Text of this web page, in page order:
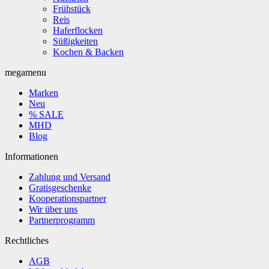
Frühstück
Reis
Haferflocken
Süßigkeiten
Kochen & Backen
megamenu
Marken
Neu
% SALE
MHD
Blog
Informationen
Zahlung und Versand
Gratisgeschenke
Kooperationspartner
Wir über uns
Partnerprogramm
Rechtliches
AGB